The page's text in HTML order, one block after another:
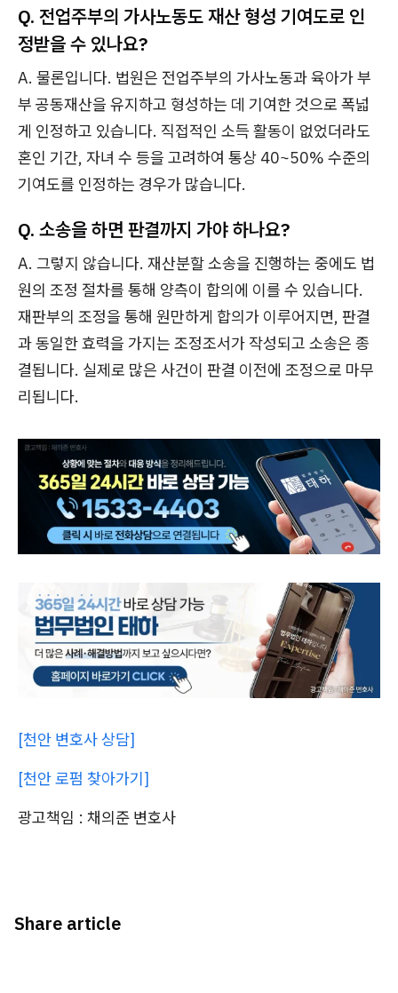
Q. 전업주부의 가사노동도 재산 형성 기여도로 인
정받을 수 있나요?
A. 물론입니다. 법원은 전업주부의 가사노동과 육아가 부
부 공동재산을 유지하고 형성하는 데 기여한 것으로 폭넓
게 인정하고 있습니다. 직접적인 소득 활동이 없었더라도
혼인 기간, 자녀 수 등을 고려하여 통상 40~50% 수준의
기여도를 인정하는 경우가 많습니다.
Q. 소송을 하면 판결까지 가야 하나요?
A. 그렇지 않습니다. 재산분할 소송을 진행하는 중에도 법
원의 조정 절차를 통해 양측이 합의에 이를 수 있습니다.
재판부의 조정을 통해 원만하게 합의가 이루어지면, 판결
과 동일한 효력을 가지는 조정조서가 작성되고 소송은 종
결됩니다. 실제로 많은 사건이 판결 이전에 조정으로 마무
리됩니다.
[천안 변호사 상담]
[천안 로펌 찾아가기]
광고책임 : 채의준 변호사
Share article